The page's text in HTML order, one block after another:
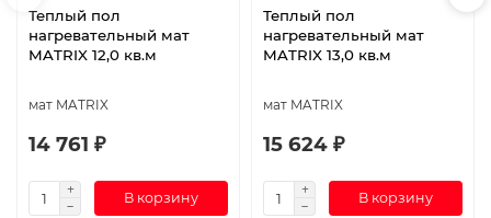
Теплый пол
нагревательный мат
MATRIX 12,0 кв.м
мат MATRIX
14 761 ₽
В корзину
Теплый пол
нагревательный мат
MATRIX 13,0 кв.м
мат MATRIX
15 624 ₽
В корзину